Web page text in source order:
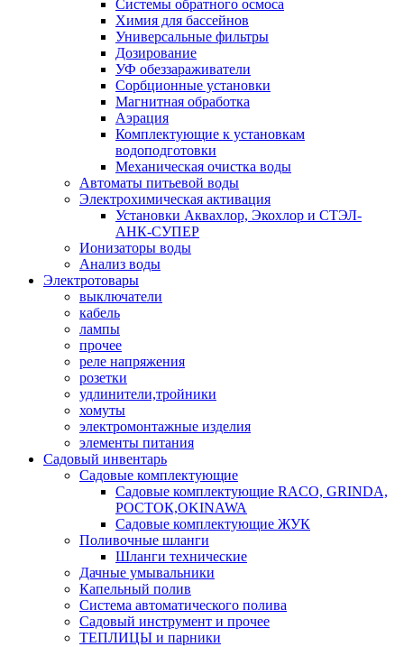
Системы обратного осмоса
Химия для бассейнов
Универсальные фильтры
Дозирование
УФ обеззараживатели
Сорбционные установки
Магнитная обработка
Аэрация
Комплектующие к установкам
водоподготовки
Механическая очистка воды
Автоматы питьевой воды
Электрохимическая активация
Установки Аквахлор, Экохлор и СТЭЛ-
АНК-СУПЕР
Ионизаторы воды
Анализ воды
Электротовары
выключатели
кабель
лампы
прочее
реле напряжения
розетки
удлинители,тройники
хомуты
электромонтажные изделия
элементы питания
Садовый инвентарь
Садовые комплектующие
Садовые комплектующие RACO, GRINDA,
РОСТОК,OKINAWA
Садовые комплектующие ЖУК
Поливочные шланги
Шланги технические
Дачные умывальники
Капельный полив
Система автоматического полива
Садовый инструмент и прочее
ТЕПЛИЦЫ и парники